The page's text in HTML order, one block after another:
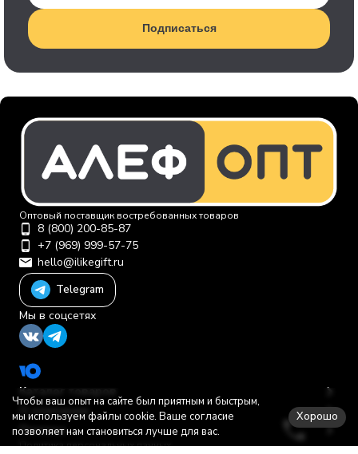
Подписаться
Оптовый поставщик востребованных товаров
8 (800) 200-85-87
+7 (969) 999-57-75
hello@ilikegift.ru
Telegram
Мы в соцсетях
Каталог товаров
О компании
Помощь
Политика персональных данных
Чтобы ваш опыт на сайте был приятным и быстрым,
мы используем файлы cookie. Ваше согласие
позволяет нам становиться лучше для вас.
Хорошо